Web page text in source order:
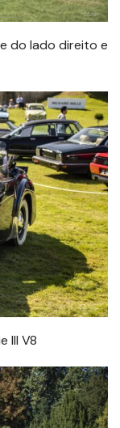
do lado direito e
III V8